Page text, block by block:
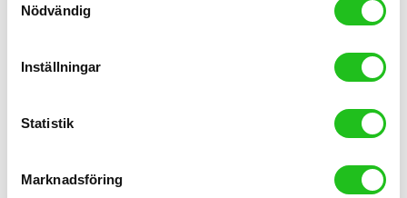
Nödvändig
Inställningar
Statistik
Marknadsföring